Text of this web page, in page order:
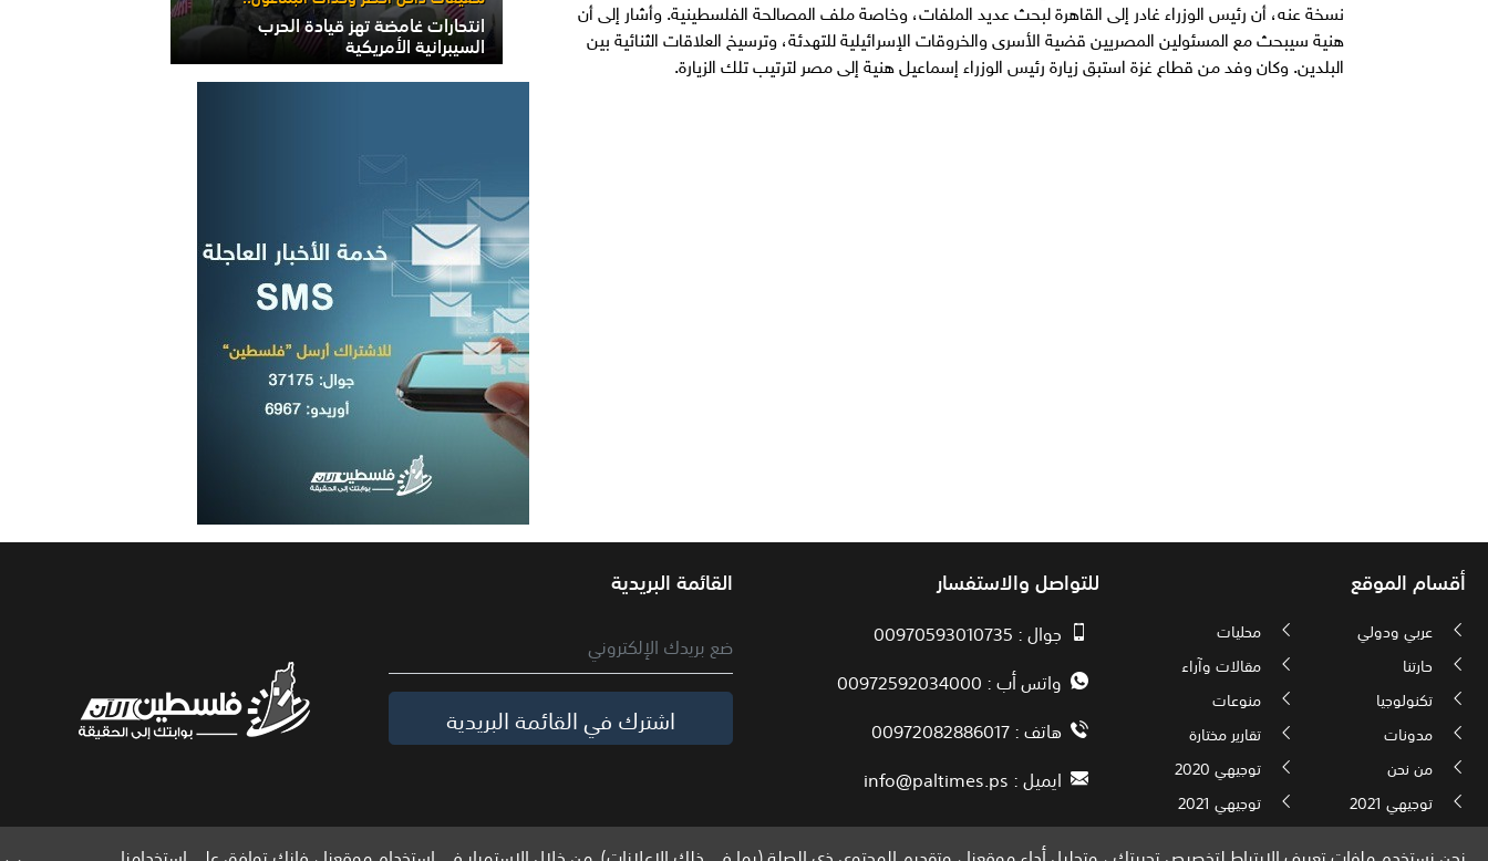
نسخة عنه، أن رئيس الوزراء غادر إلى القاهرة لبحث عديد الملفات، وخاصة ملف المصالحة الفلسطينية. وأشار إلى أن
هنية سيبحث مع المسئولين المصريين قضية الأسرى والخروقات الإسرائيلية للتهدئة، وترسيخ العلاقات الثنائية بين
البلدين. وكان وفد من قطاع غزة استبق زيارة رئيس الوزراء إسماعيل هنية إلى مصر لترتيب تلك الزيارة.
انتحارات غامضة تهز قيادة الحرب
السيبرانية الأمريكية
أقسام الموقع
عربي ودولي
محليات
حارتنا
مقالات وآراء
تكنولوجيا
منوعات
مدونات
تقارير مختارة
من نحن
توجيهي 2020
توجيهي 2021
توجيهي 2021
للتواصل والاستفسار
جوال : 00970593010735
واتس أب : 00972592034000
هاتف : 00972082886017
ايميل :info@paltimes.ps
القائمة البريدية
اشترك في القائمة البريدية